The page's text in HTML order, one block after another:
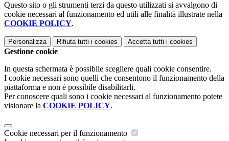
Questo sito o gli strumenti terzi da questo utilizzati si avvalgono di
cookie necessari al funzionamento ed utili alle finalità illustrate nella
COOKIE POLICY.
Personalizza Rifiuta tutti i cookies Accetta tutti i cookies
Gestione cookie
In questa schermata è possibile scegliere quali cookie consentire.
I cookie necessari sono quelli che consentono il funzionamento della
piattaforma e non è possibile disabilitarli.
Per conoscere quali sono i cookie necessari al funzionamento potete
visionare la COOKIE POLICY.
Cookie necessari per il funzionamento